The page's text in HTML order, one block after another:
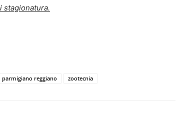
stagionatura.
parmigiano reggiano zootecnia